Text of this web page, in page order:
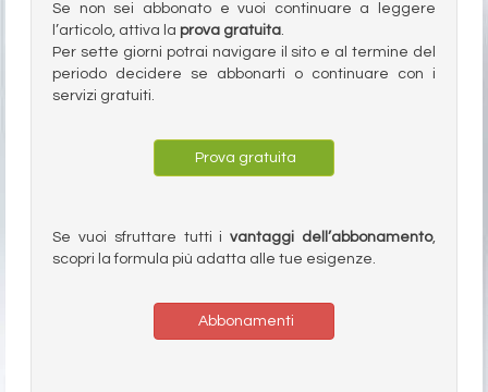
Se non sei abbonato e vuoi continuare a leggere
l’articolo, attiva la prova gratuita.
Per sette giorni potrai navigare il sito e al termine del
periodo decidere se abbonarti o continuare con i
servizi gratuiti.
Prova gratuita
Se vuoi sfruttare tutti ivantaggi dell’abbonamento,
scopri la formula più adatta alle tue esigenze.
Abbonamenti